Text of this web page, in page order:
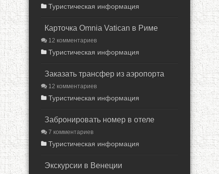
Туристическая информация
Карточка Omnia Vatican в Риме
12 комментариев
Туристическая информация
Заказать трансфер из аэропорта
12 комментариев
Туристическая информация
Забронировать номер в отеле
7 комментариев
Туристическая информация
Экскурсии в Венеции